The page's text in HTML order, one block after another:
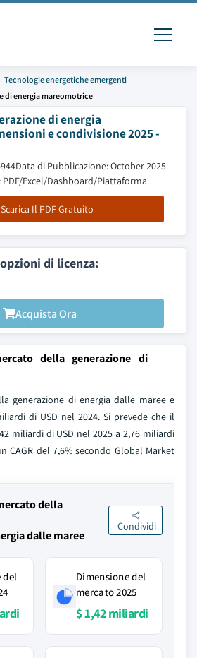
Tecnologie energetiche emergenti
di energia mareomotrice
di energia
e condivisione 2025 -
Data di Pubblicazione: October 2025
Excel/Dashboard/Piattaforma
Scarica Il PDF Gratuito
di licenza:
Acquista Ora
della generazione di
generazione di energia dalle maree e
di USD nel 2024. Si prevede che il
miliardi di USD nel 2025 a 2,76 miliardi
CAGR del 7,6% secondo Global Market
della
dalle maree
Condividi
del
Dimensione del
mercato 2025
$ 1,42 miliardi